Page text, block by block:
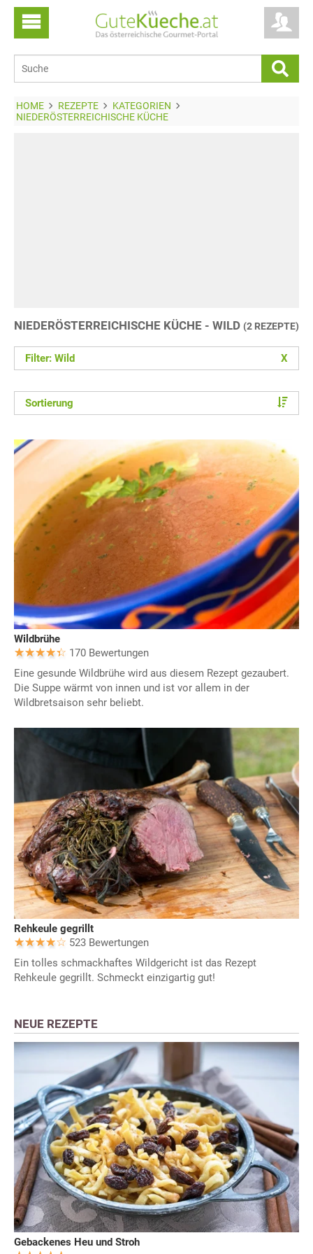
HOME REZEPTE
KATEGORIEN
NIEDERÖSTERREICHISCHE KÜCHE
NIEDERÖSTERREICHISCHE KÜCHE - WILD (2 REZEPTE)
Filter: Wild X
Sortierung
Wildbrühe
170 Bewertungen
Eine gesunde Wildbrühe wird aus diesem Rezept gezaubert.
Die Suppe wärmt von innen und ist vor allem in der
Wildbretsaison sehr beliebt.
Rehkeule gegrillt
523 Bewertungen
Ein tolles schmackhaftes Wildgericht ist das Rezept
Rehkeule gegrillt. Schmeckt einzigartig gut!
NEUE REZEPTE
Gebackenes Heu und Stroh